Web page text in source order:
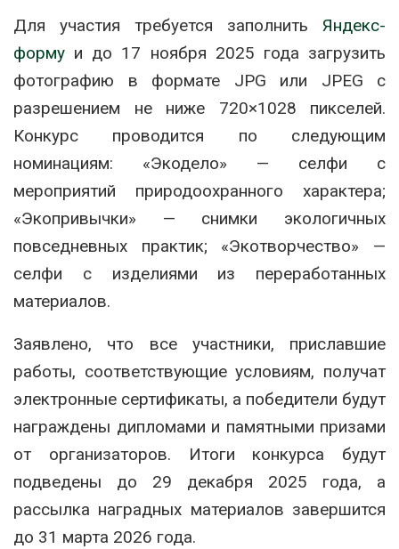
Для участия требуется заполнить Яндекс-
форму и до 17 ноября 2025 года загрузить
фотографию в формате JPG или JPEG с
разрешением не ниже 720×1028 пикселей.
Конкурс проводится по следующим
номинациям: «Экодело» — селфи с
мероприятий природоохранного характера;
«Экопривычки» — снимки экологичных
повседневных практик; «Экотворчество» —
селфи с изделиями из переработанных
материалов.
Заявлено, что все участники, приславшие
работы, соответствующие условиям, получат
электронные сертификаты, а победители будут
награждены дипломами и памятными призами
от организаторов. Итоги конкурса будут
подведены до 29 декабря 2025 года, а
рассылка наградных материалов завершится
до 31 марта 2026 года.